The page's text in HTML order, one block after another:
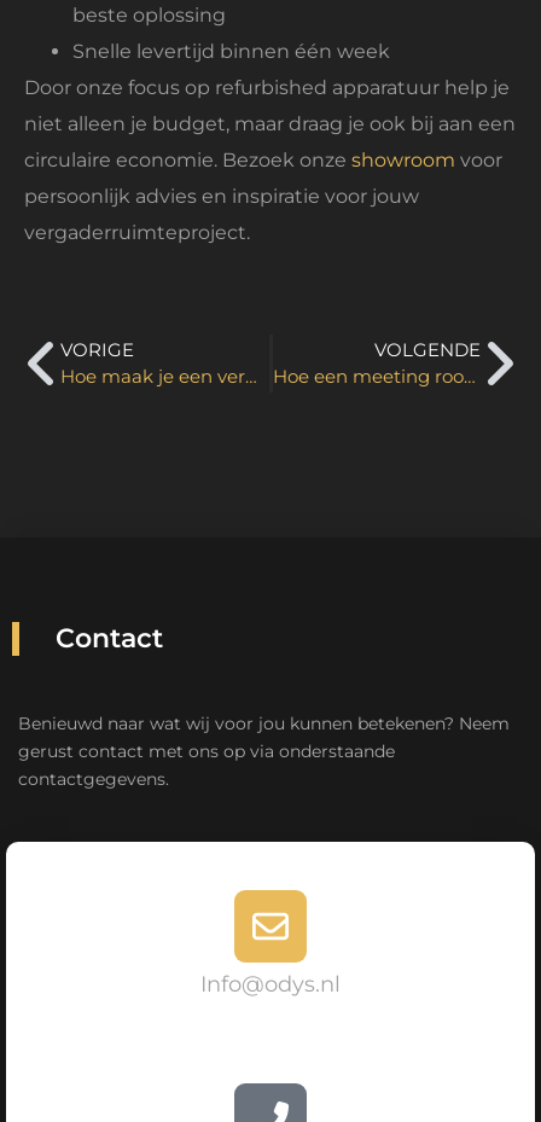
beste oplossing
Snelle levertijd binnen één week
Door onze focus op refurbished apparatuur help je
niet alleen je budget, maar draag je ook bij aan een
circulaire economie. Bezoek onze showroom voor
persoonlijk advies en inspiratie voor jouw
vergaderruimteproject.
VORIGE
Hoe maak je een vergaderruimte functioneel?
VOLGENDE
Hoe een meeting room inrichten voor maximale productiviteit?
Contact
Benieuwd naar wat wij voor jou kunnen betekenen? Neem
gerust contact met ons op via onderstaande
contactgegevens.
Info@odys.nl